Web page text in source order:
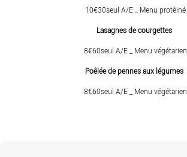
10€30seul A/E _ Menu protéiné
Lasagnes de courgettes
8€60seul A/E _ Menu végétarien
Poêlée de pennes aux légumes
8€60seul A/E _ Menu végétarien